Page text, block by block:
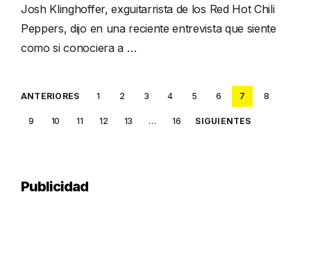
Josh Klinghoffer, exguitarrista de los Red Hot Chili
Peppers, dijo en una reciente entrevista que siente
como si conociera a …
Posts
pagination
ANTERIORES 1 2 3 4 5 6 7 8
9 10 11 12 13 … 16 SIGUIENTES
Publicidad